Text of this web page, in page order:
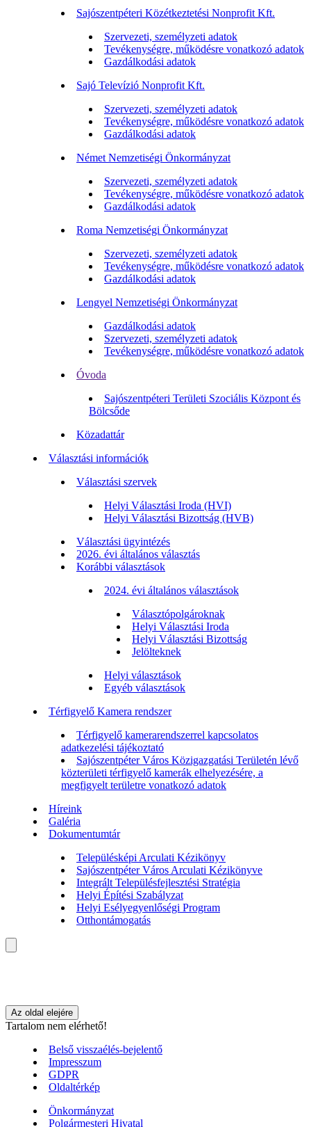
Sajószentpéteri Közétkeztetési Nonprofit Kft.
Szervezeti, személyzeti adatok
Tevékenységre, működésre vonatkozó adatok
Gazdálkodási adatok
Sajó Televízió Nonprofit Kft.
Szervezeti, személyzeti adatok
Tevékenységre, működésre vonatkozó adatok
Gazdálkodási adatok
Német Nemzetiségi Önkormányzat
Szervezeti, személyzeti adatok
Tevékenységre, működésre vonatkozó adatok
Gazdálkodási adatok
Roma Nemzetiségi Önkormányzat
Szervezeti, személyzeti adatok
Tevékenységre, működésre vonatkozó adatok
Gazdálkodási adatok
Lengyel Nemzetiségi Önkormányzat
Gazdálkodási adatok
Szervezeti, személyzeti adatok
Tevékenységre, működésre vonatkozó adatok
Óvoda
Sajószentpéteri Területi Szociális Központ és
Bölcsőde
Közadattár
Választási információk
Választási szervek
Helyi Választási Iroda (HVI)
Helyi Választási Bizottság (HVB)
Választási ügyintézés
2026. évi általános választás
Korábbi választások
2024. évi általános választások
Választópolgároknak
Helyi Választási Iroda
Helyi Választási Bizottság
Jelölteknek
Helyi választások
Egyéb választások
Térfigyelő Kamera rendszer
Térfigyelő kamerarendszerrel kapcsolatos
adatkezelési tájékoztató
Sajószentpéter Város Közigazgatási Területén lévő
közterületi térfigyelő kamerák elhelyezésére, a
megfigyelt területre vonatkozó adatok
Híreink
Galéria
Dokumentumtár
Településképi Arculati Kézikönyv
Sajószentpéter Város Arculati Kézikönyve
Integrált Településfejlesztési Stratégia
Helyi Építési Szabályzat
Helyi Esélyegyenlőségi Program
Otthontámogatás
Az oldal elejére
Tartalom nem elérhető!
Belső visszaélés-bejelentő
Impresszum
GDPR
Oldaltérkép
Önkormányzat
Polgármesteri Hivatal